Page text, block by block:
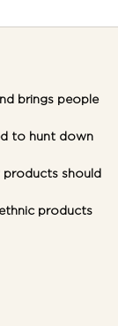
brings people
to hunt down
products should
products